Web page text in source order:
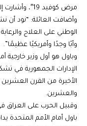
مرض كوفيد 19″، وأشارت إلى أنه “قد تم تطعيمه بالكامل”.
وأضافت العائلة: “نود أن
الوطني على العلاج
وأبًا وجدًا وأمريكيًا عظيمًا”.
وباول هو أول وزير خارجية
الإدارات الجمهورية في
الأخيرة من القرن
والعشرين.
باول أمام الأمم المتحدة